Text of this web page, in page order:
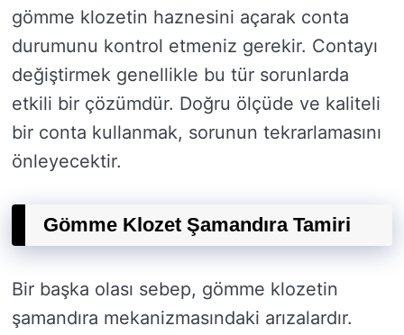
gömme klozetin haznesini açarak conta
durumunu kontrol etmeniz gerekir. Contayı
değiştirmek genellikle bu tür sorunlarda
etkili bir çözümdür. Doğru ölçüde ve kaliteli
bir conta kullanmak, sorunun tekrarlamasını
önleyecektir.
Gömme Klozet Şamandıra Tamiri
Bir başka olası sebep, gömme klozetin
şamandıra mekanizmasındaki arızalardır.